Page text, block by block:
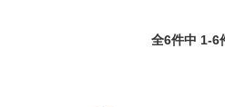
全6件中 1-6